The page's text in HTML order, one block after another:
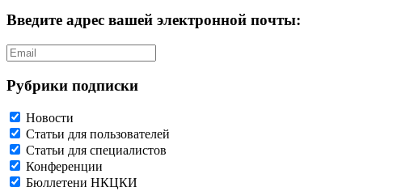
Введите адрес вашей электронной почты:
Рубрики подписки
Новости
Статьи для пользователей
Статьи для специалистов
Конференции
Бюллетени НКЦКИ